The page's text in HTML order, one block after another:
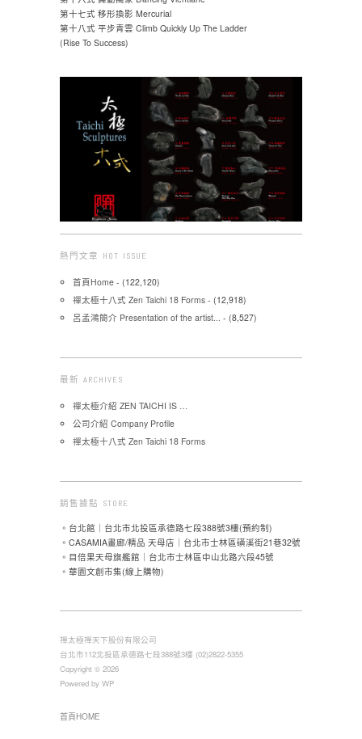
第十七式 移形換影 Mercurial
第十八式 平步青雲 Climb Quickly Up The Ladder
(Rise To Success)
熱門文章 HOT ISSUE
首頁Home - (122,120)
禪太極十八式 Zen Taichi 18 Forms - (12,918)
呂孟鴻簡介 Presentation of the artist...
- (8,527)
最新 ARCHIVES
禪太極介紹 ZEN TAICHI IS …
公司介紹 Company Profile
禪太極十八式 Zen Taichi 18 Forms
銷售據點 STORE
。台北館｜台北市北投區承德路七段388號3樓(預約制)
。CASAMIA畫廊/精品 天母店｜台北市士林區磺溪街21巷32號
。目倍果天母旗艦館｜台北市士林區中山北路六段45號
。華園文創市集(線上購物)
禪太極禪天下股份有限公司
台北市112北投區承德路七段388號3樓 (02)2822-5355
Copyright © 2026
Powered by WP
首頁HOME